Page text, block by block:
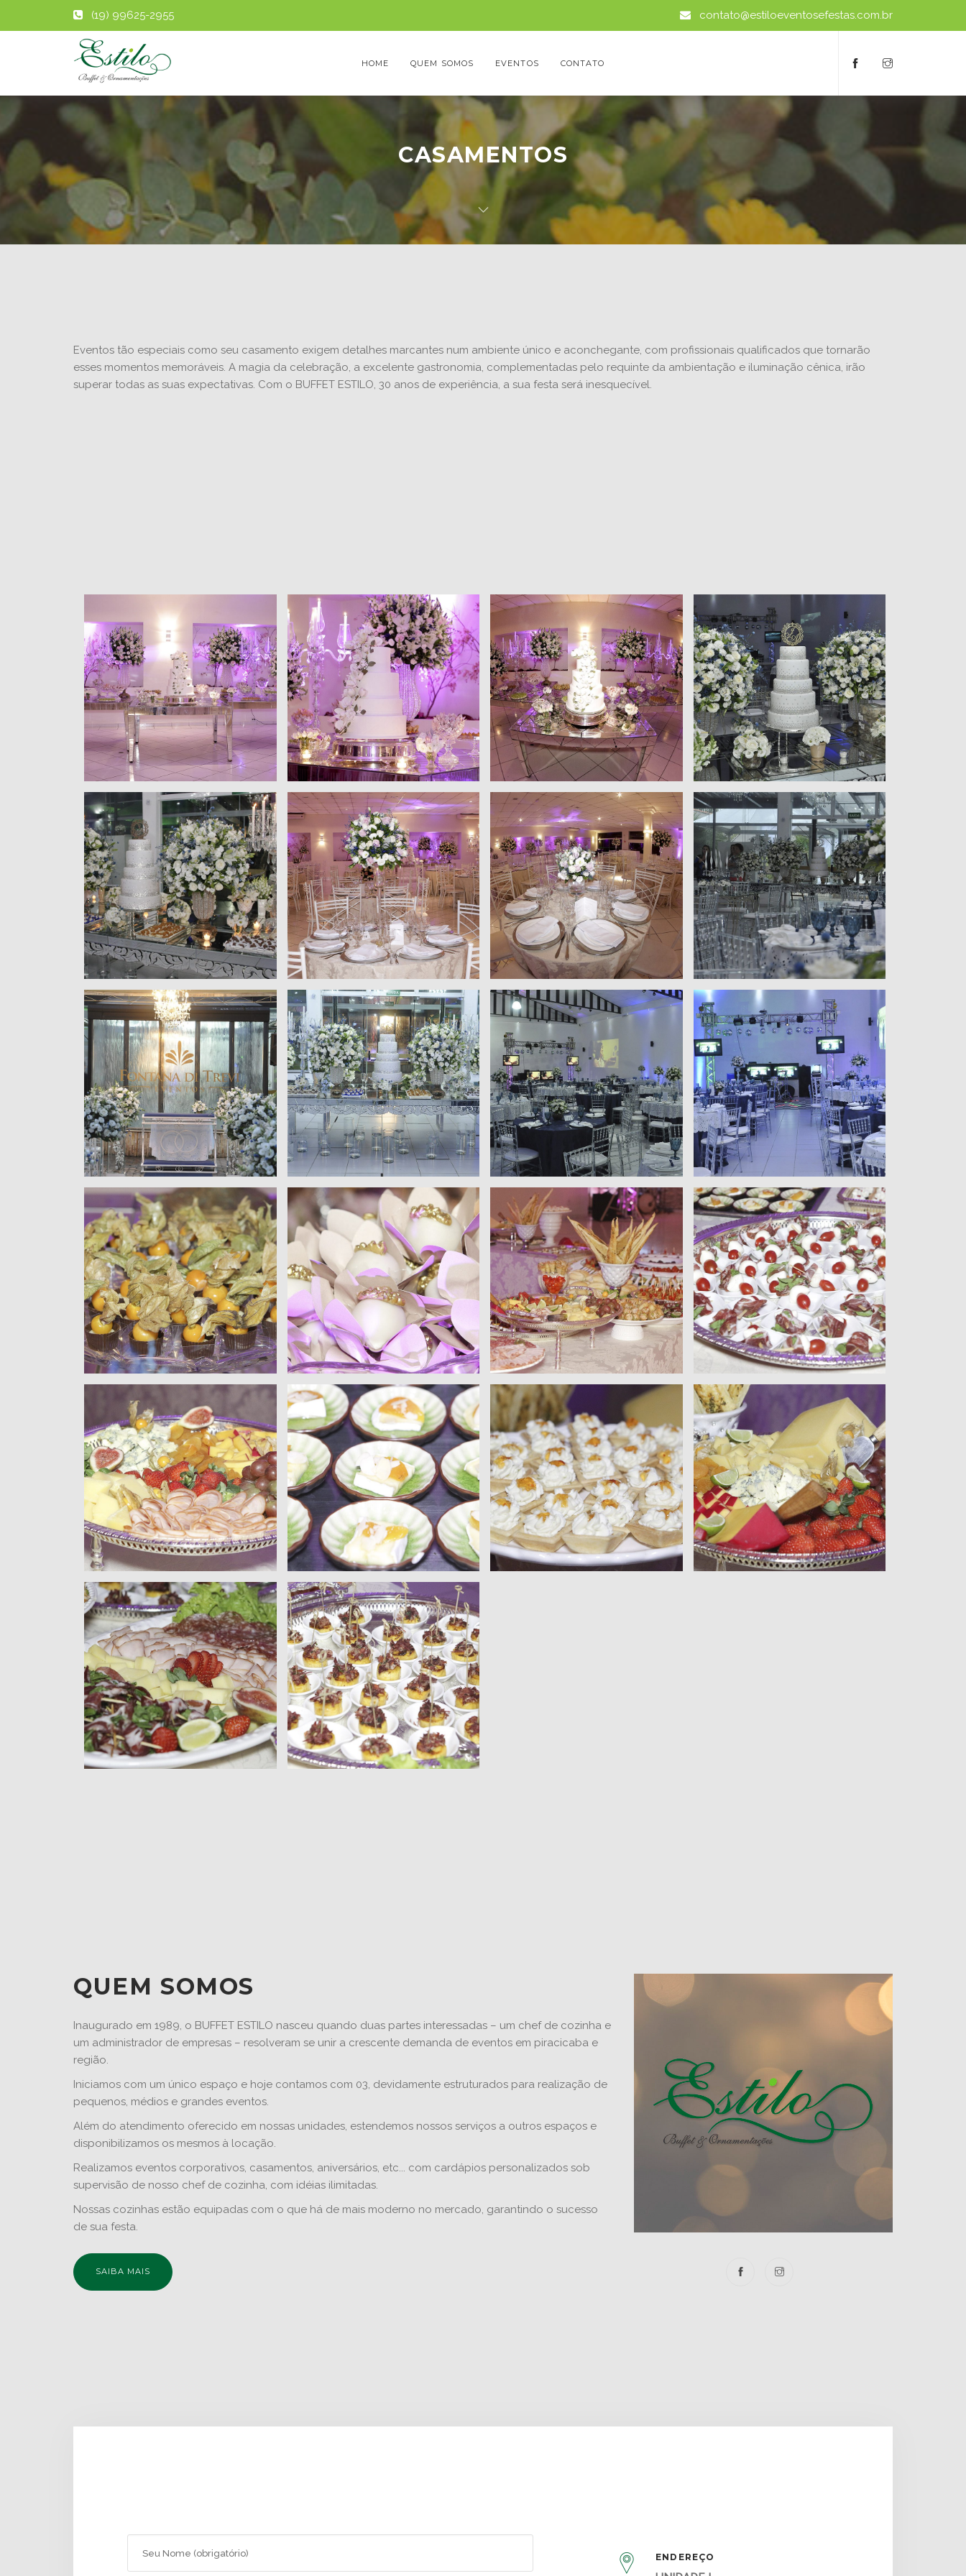
(19) 99625-2955 contato@estiloeventosefestas.com.br
HOME QUEM SOMOS EVENTOS CONTATO
CASAMENTOS
Eventos tão especiais como seu casamento exigem detalhes marcantes num ambiente único e aconchegante, com profissionais qualificados que tornarão
esses momentos memoráveis. A magia da celebração, a excelente gastronomia, complementadas pelo requinte da ambientação e iluminação cênica, irão
superar todas as suas expectativas. Com o BUFFET ESTILO, 30 anos de experiência, a sua festa será inesquecível.
QUEM SOMOS
Inaugurado em 1989, o BUFFET ESTILO nasceu quando duas partes interessadas – um chef de cozinha e
um administrador de empresas – resolveram se unir a crescente demanda de eventos em piracicaba e
região.
Iniciamos com um único espaço e hoje contamos com 03, devidamente estruturados para realização de
pequenos, médios e grandes eventos.
Além do atendimento oferecido em nossas unidades, estendemos nossos serviços a outros espaços e
disponibilizamos os mesmos à locação.
Realizamos eventos corporativos, casamentos, aniversários, etc... com cardápios personalizados sob
supervisão de nosso chef de cozinha, com idéias ilimitadas.
Nossas cozinhas estão equipadas com o que há de mais moderno no mercado, garantindo o sucesso
de sua festa.
SAIBA MAIS
ENDEREÇO